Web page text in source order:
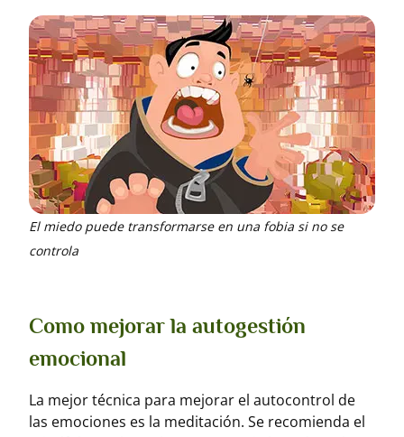
El miedo puede transformarse en una fobia si no se
controla
Como mejorar la autogestión
emocional
La mejor técnica para mejorar el autocontrol de
las emociones es la meditación. Se recomienda el